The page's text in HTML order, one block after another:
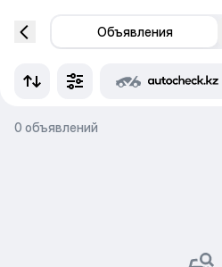
Объявления
0 объявлений